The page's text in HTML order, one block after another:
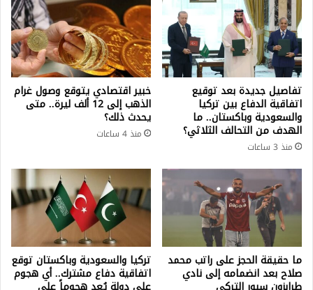
تفاصيل جديدة بعد توقيع
اتفاقية الدفاع بين تركيا
والسعودية وباكستان.. ما
الهدف من التحالف الثلاثي؟
منذ 3 ساعات
خبير اقتصادي يتوقع وصول غرام
الذهب إلى 12 ألف ليرة.. متى
يحدث ذلك؟
منذ 4 ساعات
ما حقيقة الحجز على راتب محمد
صلاح بعد انضمامه إلى نادي
تركيا والسعودية وباكستان توقع
اتفاقية دفاع مشترك.. أي هجوم